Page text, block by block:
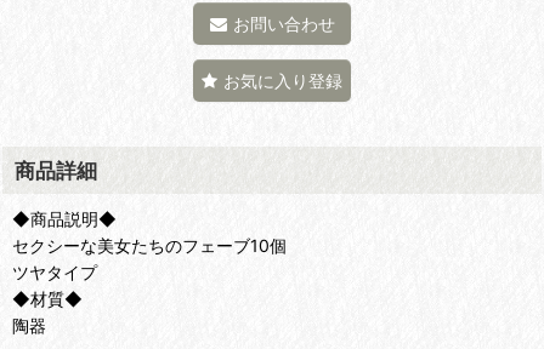
お問い合わせ
お気に入り登録
商品詳細
◆商品説明◆
セクシーな美女たちのフェーブ10個
ツヤタイプ
◆材質◆
陶器